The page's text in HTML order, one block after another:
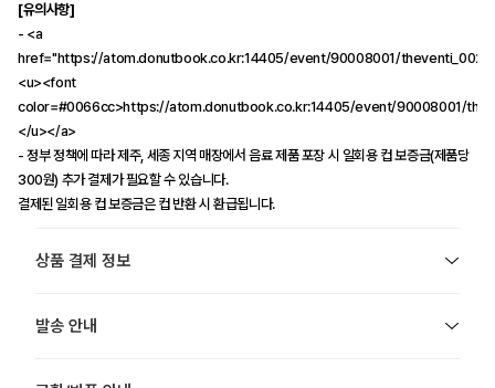
[유의사항]
- <a
href="https://atom.donutbook.co.kr:14405/event/90008001/
<u><font
color=#0066cc>https://atom.donutbook.co.kr:14405/event/90008001/
</u></a>
- 정부 정책에 따라 제주, 세종 지역 매장에서 음료 제품 포장 시 일회용 컵 보증금(제품당
300원) 추가 결제가 필요할 수 있습니다.
결제된 일회용 컵 보증금은 컵 반환 시 환급됩니다.
상품 결제 정보
발송 안내